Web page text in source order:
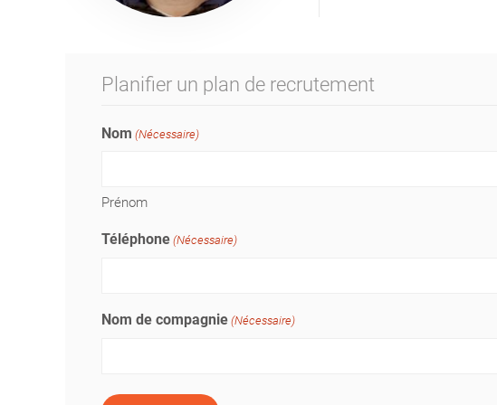
Planifier un plan de recrutement
Nom (Nécessaire)
Prénom
Téléphone (Nécessaire)
Nom de compagnie (Nécessaire)